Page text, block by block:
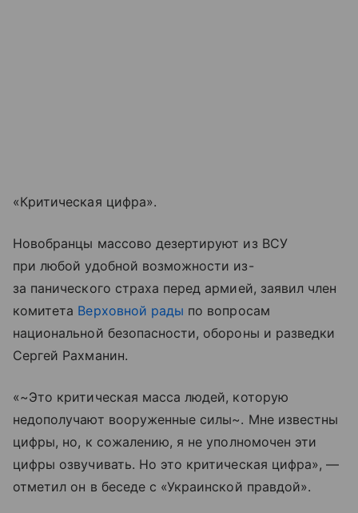
«Критическая цифра».
Новобранцы массово дезертируют из ВСУ
при любой удобной возможности из-
за панического страха перед армией, заявил член
комитета Верховной рады по вопросам
национальной безопасности, обороны и разведки
Сергей Рахманин.
«~Это критическая масса людей, которую
недополучают вооруженные силы~. Мне известны
цифры, но, к сожалению, я не уполномочен эти
цифры озвучивать. Но это критическая цифра», —
отметил он в беседе с «Украинской правдой».